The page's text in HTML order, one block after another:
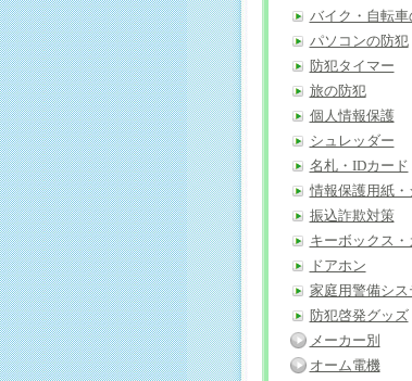
バイク・自転車
パソコンの防犯
防犯タイマー
旅の防犯
個人情報保護
シュレッダー
名札・IDカード
情報保護用紙・
振込詐欺対策
キーボックス
ドアホン
家庭用警備シス
防犯啓発グッズ
メーカー別
オーム電機